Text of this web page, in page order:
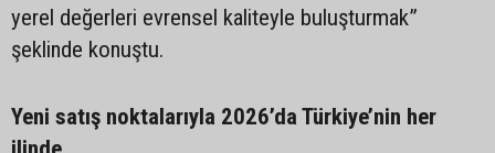
yerel değerleri evrensel kaliteyle buluşturmak”
şeklinde konuştu.
Yeni satış noktalarıyla 2026’da Türkiye’nin her